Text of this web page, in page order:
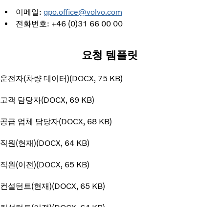
이메일: gpo.office@volvo.com
전화번호: +46 (0)31 66 00 00
요청 템플릿
운전자(차량 데이터) DOCX 75 KB
고객 담당자 DOCX 69 KB
공급 업체 담당자 DOCX 68 KB
직원(현재) DOCX 64 KB
직원(이전) DOCX 65 KB
컨설턴트(현재) DOCX 65 KB